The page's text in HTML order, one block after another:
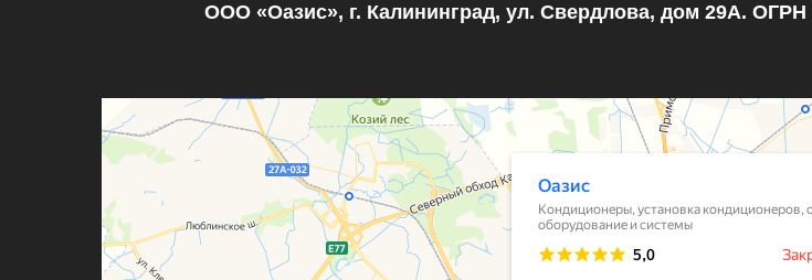
ООО «Оазис», г. Калининград, ул. Свердлова, дом 29А. ОГРН